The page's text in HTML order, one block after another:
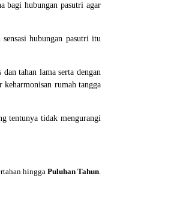
bagi hubungan pasutri agar
hubungan pasutri itu
tahan lama serta dengan
keharmonisan rumah tangga
tentunya tidak mengurangi
hingga Puluhan Tahun.